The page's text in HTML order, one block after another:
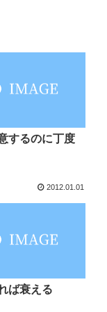
するのに丁度
2012.01.01
ば衰える